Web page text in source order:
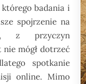
badania i
spojrzenie na
z przyczyn
mógł dotrzeć
spotkanie
online. Mimo